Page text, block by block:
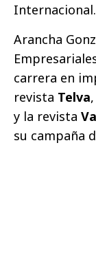
Internacional.
Arancha
carrera en
revista Telva
y la revista
su campaña